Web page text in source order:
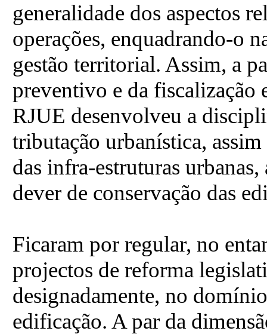
generalidade dos aspectos
operações, enquadrando-o
gestão territorial. Assim, a
preventivo e da fiscalização
RJUE desenvolveu a
tributação urbanística,
das infra-estruturas
dever de conservação das
Ficaram por regular, no
projectos de reforma
designadamente, no
edificação. A par da